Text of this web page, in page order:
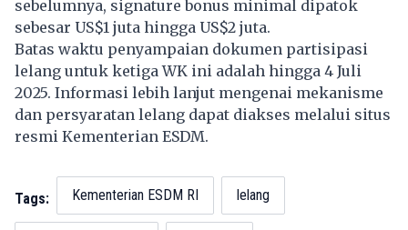
sebelumnya, signature bonus minimal dipatok
sebesar US$1 juta hingga US$2 juta.
Batas waktu penyampaian dokumen partisipasi
lelang untuk ketiga WK ini adalah hingga 4 Juli
2025. Informasi lebih lanjut mengenai mekanisme
dan persyaratan lelang dapat diakses melalui situs
resmi Kementerian ESDM.
Tags: Kementerian ESDM RI lelang